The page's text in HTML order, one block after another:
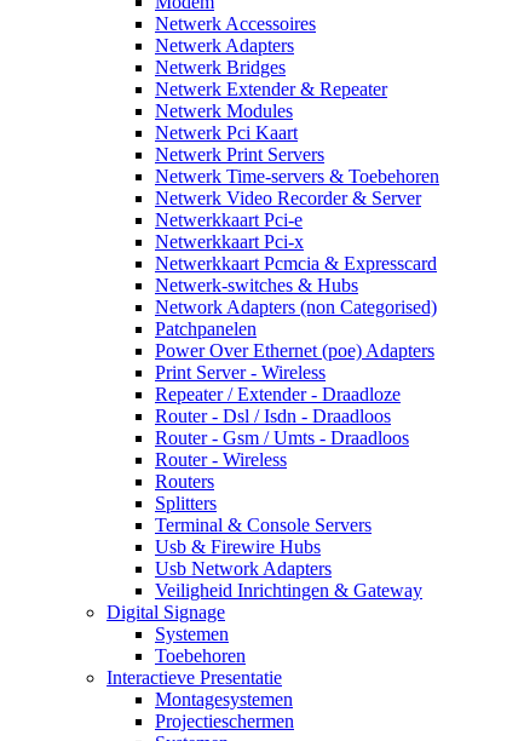
Netwerk Accessoires
Netwerk Adapters
Netwerk Bridges
Netwerk Extender & Repeater
Netwerk Modules
Netwerk Pci Kaart
Netwerk Print Servers
Netwerk Time-servers & Toebehoren
Netwerk Video Recorder & Server
Netwerkkaart Pci-e
Netwerkkaart Pci-x
Netwerkkaart Pcmcia & Expresscard
Netwerk-switches & Hubs
Network Adapters (non Categorised)
Patchpanelen
Power Over Ethernet (poe) Adapters
Print Server - Wireless
Repeater / Extender - Draadloze
Router - Dsl / Isdn - Draadloos
Router - Gsm / Umts - Draadloos
Router - Wireless
Routers
Splitters
Terminal & Console Servers
Usb & Firewire Hubs
Usb Network Adapters
Veiligheid Inrichtingen & Gateway
Digital Signage
Systemen
Toebehoren
Interactieve Presentatie
Montagesystemen
Projectieschermen